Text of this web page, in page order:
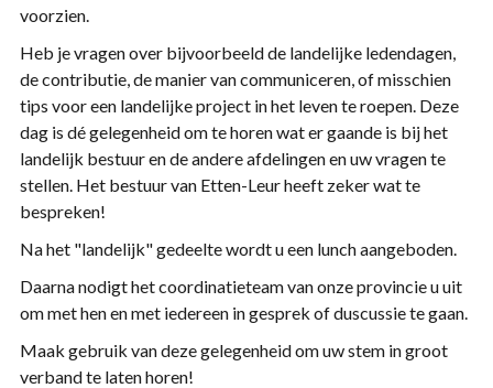
voorzien.
Heb je vragen over bijvoorbeeld de landelijke ledendagen,
de contributie, de manier van communiceren, of misschien
tips voor een landelijke project in het leven te roepen. Deze
dag is dé gelegenheid om te horen wat er gaande is bij het
landelijk bestuur en de andere afdelingen en uw vragen te
stellen. Het bestuur van Etten-Leur heeft zeker wat te
bespreken!
Na het "landelijk" gedeelte wordt u een lunch aangeboden.
Daarna nodigt het coordinatieteam van onze provincie u uit
om met hen en met iedereen in gesprek of duscussie te gaan.
Maak gebruik van deze gelegenheid om uw stem in groot
verband te laten horen!